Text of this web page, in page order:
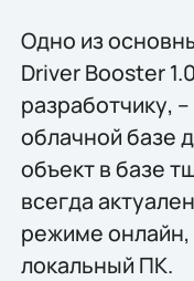
Одно из
Driver Booster
разработчику,
облачной базе
объект в базе
всегда
режиме онлайн,
локальный ПК.